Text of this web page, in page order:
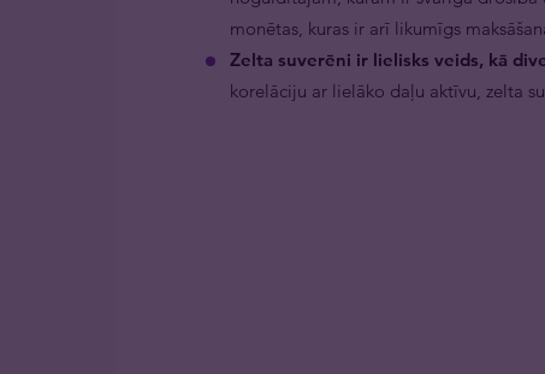
monētas, kuras ir arī likumīgs
Zelta suverēni ir lielisks veids, kā
korelāciju ar lielāko daļu aktīvu, zelta